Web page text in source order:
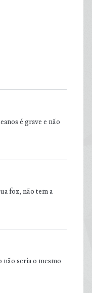
é grave e não
foz, não tem a
seria o mesmo